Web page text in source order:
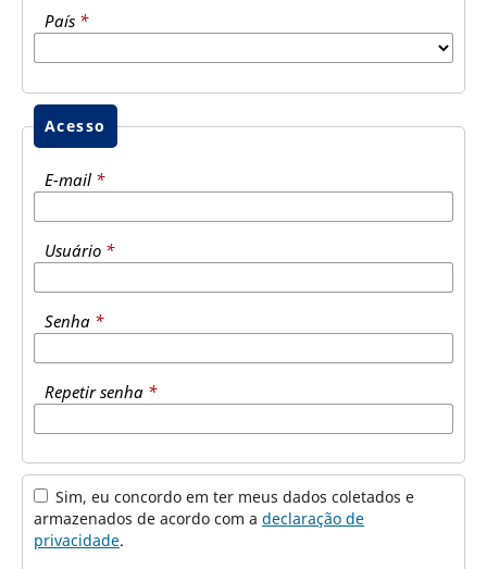
País *
Acesso
E-mail *
Usuário *
Senha *
Repetir senha *
Sim, eu concordo em ter meus dados coletados e
armazenados de acordo com a declaração de
privacidade.